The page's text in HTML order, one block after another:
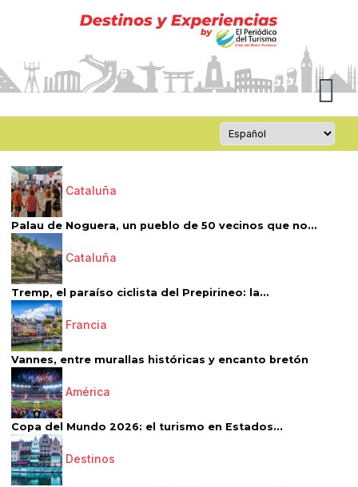
Cataluña
Palau de Noguera, un pueblo de 50 vecinos que no...
Cataluña
Tremp, el paraíso ciclista del Prepirineo: la...
Francia
Vannes, entre murallas históricas y encanto bretón
América
Copa del Mundo 2026: el turismo en Estados...
Destinos